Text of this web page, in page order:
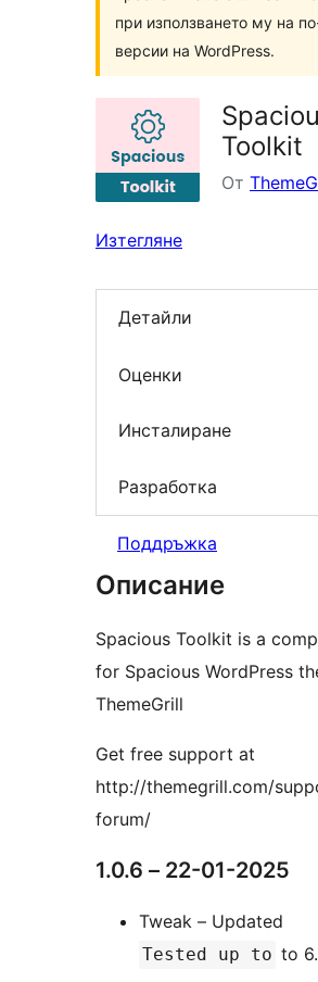
при използването му на
версии на WordPress.
Toolkit
От
Изтегляне
Детайли
Оценки
Инсталиране
Разработка
Поддръжка
Описание
Spacious Toolkit is a
for Spacious WordPress
ThemeGrill
Get free support at
http://themegrill.com/
forum/
1.0.6 – 22-01-2025
Tweak – Updated
Tested up to to